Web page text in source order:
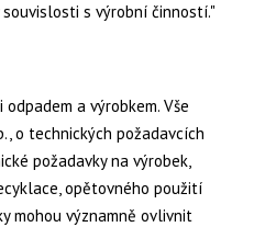
s výrobní činností."
a výrobkem. Vše
o technických požadavcích
požadavky na výrobek,
opětovného použití
mohou významně ovlivnit